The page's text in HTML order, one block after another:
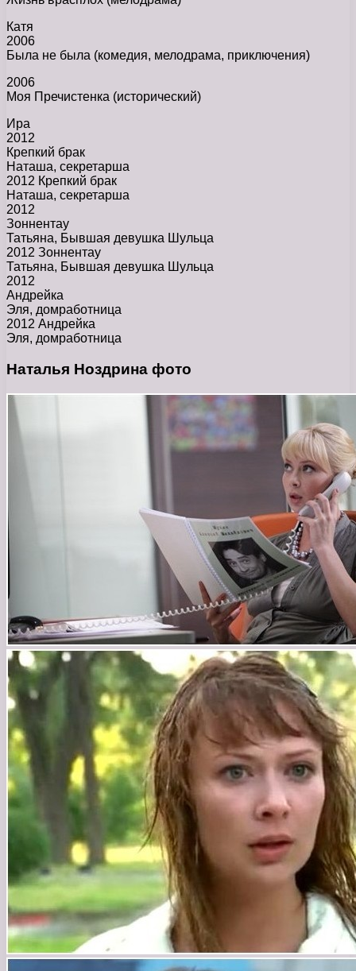
Катя
2006
Была не была (комедия, мелодрама, приключения)
2006
Моя Пречистенка (исторический)
Ира
2012
Крепкий брак
Наташа, секретарша
2012 Крепкий брак
Наташа, секретарша
2012
Зоннентау
Татьяна, Бывшая девушка Шульца
2012 Зоннентау
Татьяна, Бывшая девушка Шульца
2012
Андрейка
Эля, домработница
2012 Андрейка
Эля, домработница
Наталья Ноздрина фото